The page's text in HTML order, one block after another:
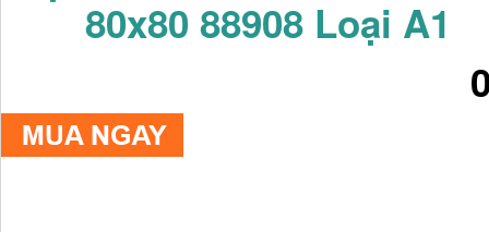
80x80 88908 Loại A1